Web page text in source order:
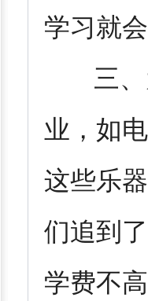
学习就
三、
业，如
这些乐
们追到
学费不